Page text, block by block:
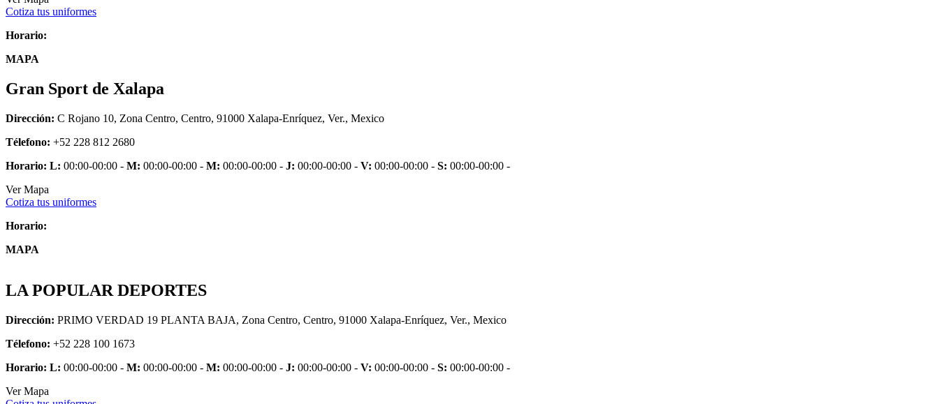
Cotiza tus uniformes
Horario:
MAPA
Gran Sport de Xalapa
Dirección: C Rojano 10, Zona Centro, Centro, 91000 Xalapa-Enríquez, Ver., Mexico
Télefono: +52 228 812 2680
Horario: L: 00:00-00:00 - M: 00:00-00:00 - M: 00:00-00:00 - J: 00:00-00:00 - V: 00:00-00:00 - S: 00:00-00:00 -
Ver Mapa
Cotiza tus uniformes
Horario:
MAPA
LA POPULAR DEPORTES
Dirección: PRIMO VERDAD 19 PLANTA BAJA, Zona Centro, Centro, 91000 Xalapa-Enríquez, Ver., Mexico
Télefono: +52 228 100 1673
Horario: L: 00:00-00:00 - M: 00:00-00:00 - M: 00:00-00:00 - J: 00:00-00:00 - V: 00:00-00:00 - S: 00:00-00:00 -
Ver Mapa